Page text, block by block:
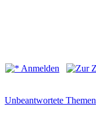
Anmelden
Unbeantwortete Themen